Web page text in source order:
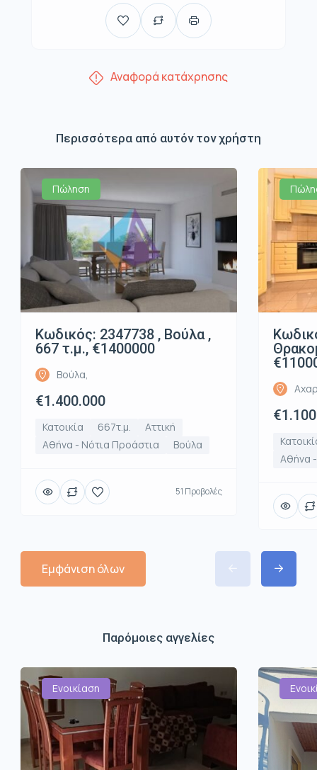
Αναφορά κατάχρησης
Περισσότερα από αυτόν τον χρήστη
Πώληση
Κωδικός: 2347738 , Βούλα ,
667 τ.μ., €1400000
Βούλα,
€1.400.000
Κατοικία 667τ.μ.
Αττική
Αθήνα - Νότια Προάστια
Βούλα
51 Προβολές
Αθήνα
Εμφάνιση όλων
Παρόμοιες αγγελίες
Ενοικίαση